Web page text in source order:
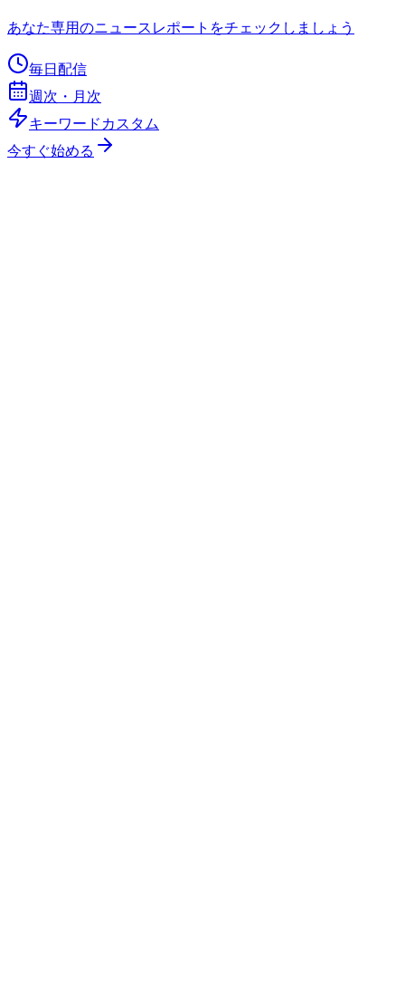
あなた専用のニュースレポートをチェックしましょう
毎日配信
週次・月次
キーワードカスタム
今すぐ始める